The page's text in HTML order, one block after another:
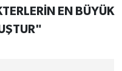
EN BÜYÜK